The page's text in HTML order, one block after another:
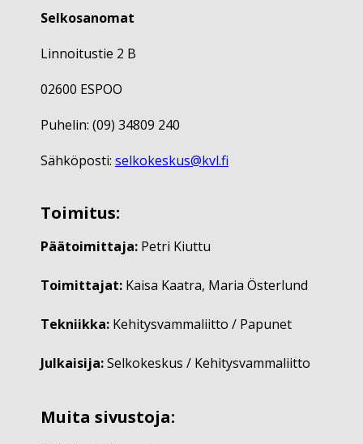
Selkosanomat
Linnoitustie 2 B
02600 ESPOO
Puhelin: (09) 34809 240
Sähköposti: selkokeskus@kvl.fi
Toimitus:
Päätoimittaja: Petri Kiuttu
Toimittajat: Kaisa Kaatra, Maria Österlund
Tekniikka: Kehitysvammaliitto / Papunet
Julkaisija:Selkokeskus / Kehitysvammaliitto
Muita sivustoja: